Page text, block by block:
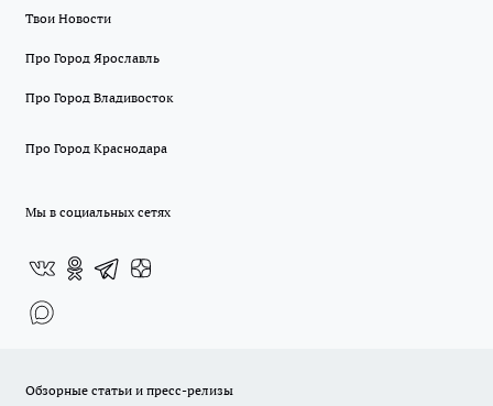
Твои Новости
Про Город Ярославль
Про Город Владивосток
Про Город Краснодара
Мы в социальных сетях
Обзорные статьи и пресс-релизы